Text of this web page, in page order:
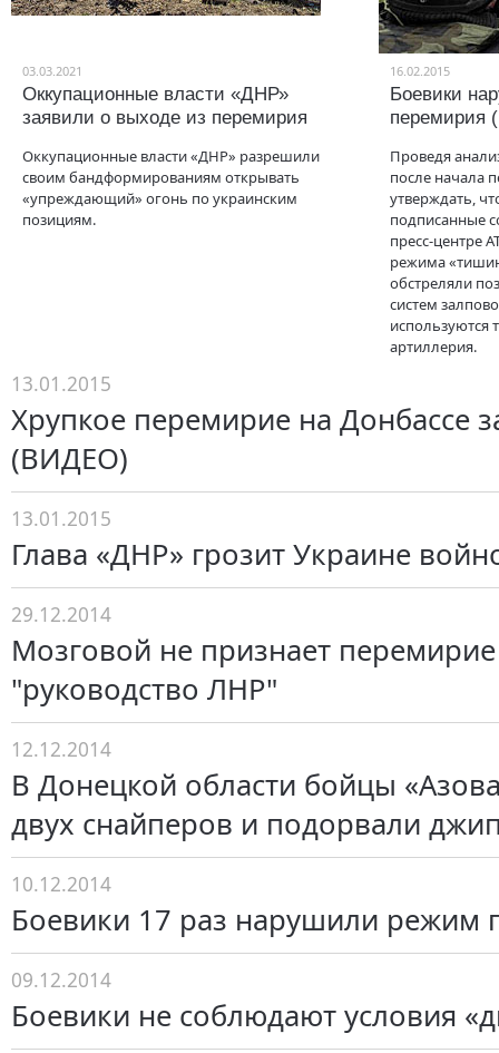
03.03.2021
Оккупационные власти «ДНР»
заявили о выходе из перемирия
Оккупационные власти «ДНР» разрешили
своим бандформированиям открывать
«упреждающий» огонь по украинским
позициям.
16.02.2015
Боевики
перемирия
Проведя
после начала
утверждать,
подписанные
пресс-центре
режима
обстреляли
систем
используются
артиллерия.
13.01.2015
Хрупкое перемирие на Донбассе
(ВИДЕО)
13.01.2015
Глава «ДНР» грозит Украине
29.12.2014
Мозговой не признает
"руководство ЛНР"
12.12.2014
В Донецкой области бойцы
двух снайперов и подорвали
10.12.2014
Боевики 17 раз нарушили режим
09.12.2014
Боевики не соблюдают условия